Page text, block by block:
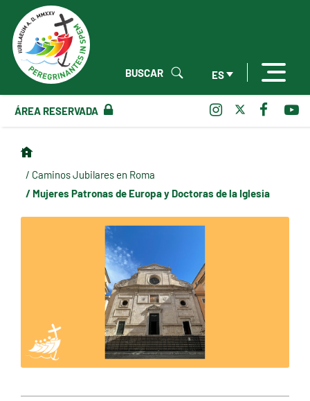
ES
BUSCAR
ÁREA RESERVADA
/ Caminos Jubilares en Roma
/ Mujeres Patronas de Europa y Doctoras de la Iglesia